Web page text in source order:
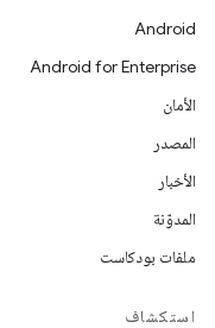
Android
Android for Enterprise
الأمان
المصدر
الأخبار
المدوّنة
ملفات بودكاست
استكشاف